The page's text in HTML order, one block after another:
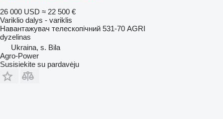
26 000 USD ≈ 22 500 €
Variklio dalys - variklis
Навантажувач телескопічний 531-70 AGRI
dyzelinas
Ukraina, s. Bila
Agro-Power
Susisiekite su pardavėju